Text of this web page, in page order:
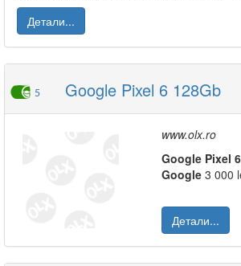
Детали...
5 Google Pixel 6 128Gb
www.olx.ro
Google Pixel 6
Google 3 000
Детали...